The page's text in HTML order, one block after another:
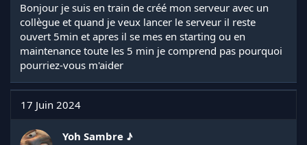
Bonjour je suis en train de créé mon serveur avec un
collègue et quand je veux lancer le serveur il reste
ouvert 5min et apres il se mes en starting ou en
maintenance toute les 5 min je comprend pas pourquoi
pourriez-vous m'aider
17 Juin 2024
Yoh Sambre ♪